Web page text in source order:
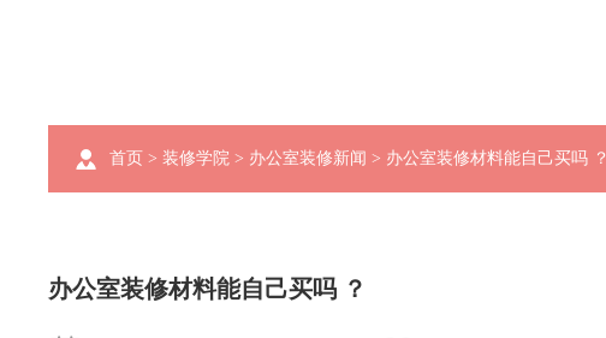
首页 > 装修学院 > 办公室装修新闻 > 办公室装修材料能自己买吗 ？
办公室装修材料能自己买吗 ？